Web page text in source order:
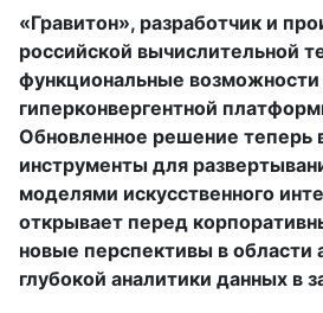
«Гравитон», разработчик и
российской вычислительной
функциональные возможности
гиперконвергентной
Обновленное решение теперь
инструменты для
моделями искусственного
открывает перед
новые перспективы в области
глубокой аналитики данных в